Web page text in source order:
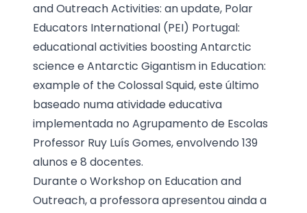
and Outreach Activities: an update, Polar
Educators International (PEI) Portugal:
educational activities boosting Antarctic
science e Antarctic Gigantism in Education:
example of the Colossal Squid, este último
baseado numa atividade educativa
implementada no Agrupamento de Escolas
Professor Ruy Luís Gomes, envolvendo 139
alunos e 8 docentes.
Durante o Workshop on Education and
Outreach, a professora apresentou ainda a